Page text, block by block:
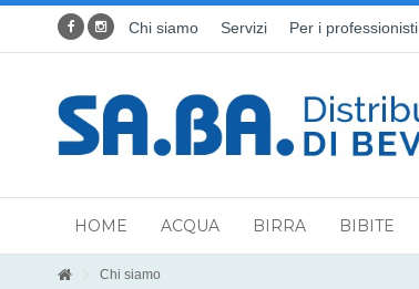
Chi siamo Servizi Per i professionisti
HOME ACQUA BIRRA BIBITE
Chi siamo